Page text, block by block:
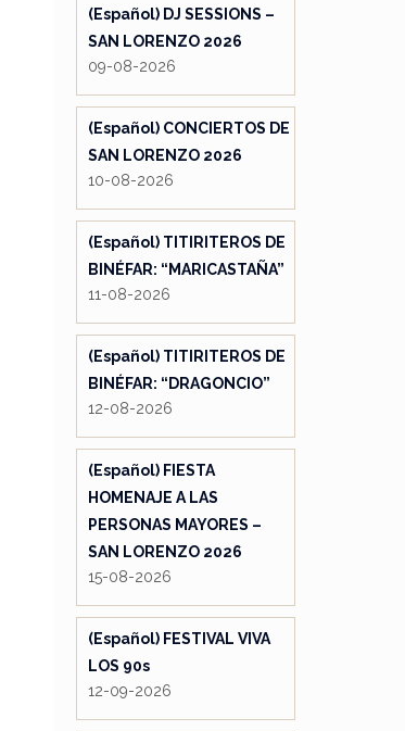
(Español) DJ SESSIONS –
SAN LORENZO 2026
09-08-2026
(Español) CONCIERTOS DE
SAN LORENZO 2026
10-08-2026
(Español) TITIRITEROS DE
BINÉFAR: “MARICASTAÑA”
11-08-2026
(Español) TITIRITEROS DE
BINÉFAR: “DRAGONCIO”
12-08-2026
(Español) FIESTA
HOMENAJE A LAS
PERSONAS MAYORES –
SAN LORENZO 2026
15-08-2026
(Español) FESTIVAL VIVA
LOS 90s
12-09-2026